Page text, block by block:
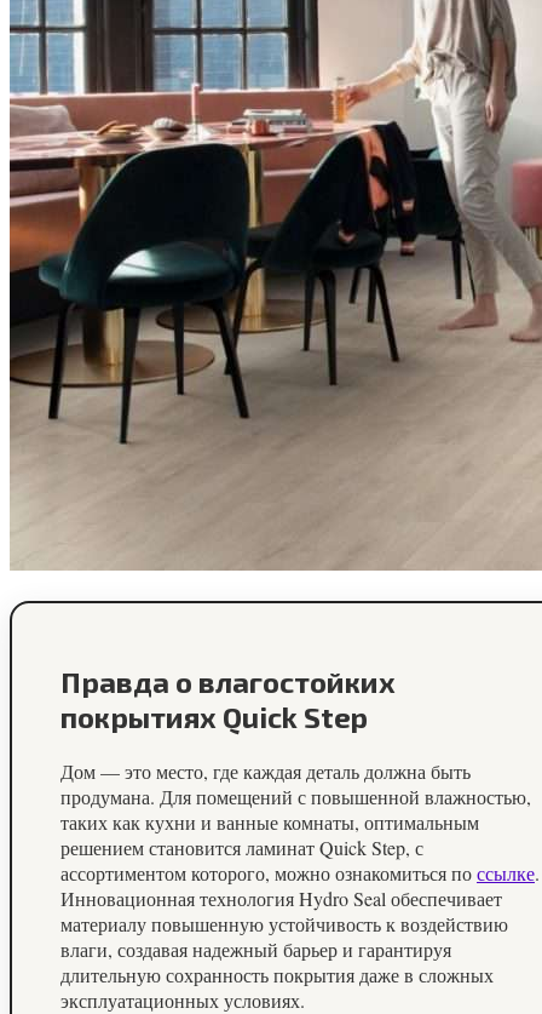
Правда о влагостойких
покрытиях Quick Step
Дом — это место, где каждая деталь должна быть
продумана. Для помещений с повышенной влажностью,
таких как кухни и ванные комнаты, оптимальным
решением становится ламинат Quick Step, с
ассортиментом которого, можно ознакомиться поссылке.
Инновационная технология Hydro Seal обеспечивает
материалу повышенную устойчивость к воздействию
влаги, создавая надежный барьер и гарантируя
длительную сохранность покрытия даже в сложных
эксплуатационных условиях.